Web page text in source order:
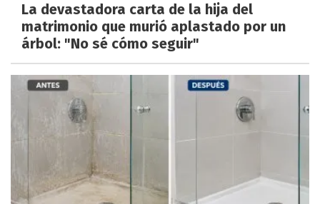
La devastadora carta de la hija del
matrimonio que murió aplastado por un
árbol: "No sé cómo seguir"